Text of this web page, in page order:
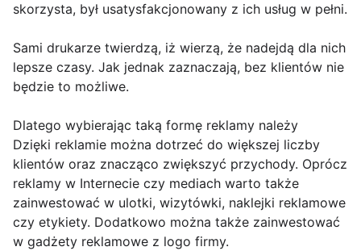
skorzysta, był usatysfakcjonowany z ich usług w pełni.
Sami drukarze twierdzą, iż wierzą, że nadejdą dla nich
lepsze czasy. Jak jednak zaznaczają, bez klientów nie
będzie to możliwe.
Dlatego wybierając taką formę reklamy należy
Dzięki reklamie można dotrzeć do większej liczby
klientów oraz znacząco zwiększyć przychody. Oprócz
reklamy w Internecie czy mediach warto także
zainwestować w ulotki, wizytówki, naklejki reklamowe
czy etykiety. Dodatkowo można także zainwestować
w gadżety reklamowe z logo firmy.